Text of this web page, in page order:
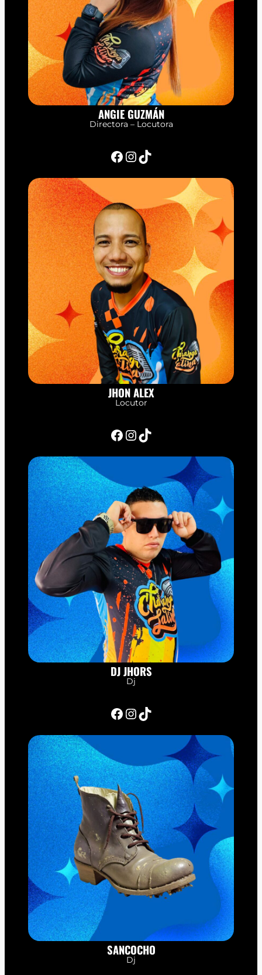
ANGIE GUZMÁN
Directora – Locutora
Facebook InstagramTikTok
JHON ALEX
Locutor
Facebook InstagramTikTok
DJ JHORS
Dj
Facebook InstagramTikTok
SANCOCHO
Dj